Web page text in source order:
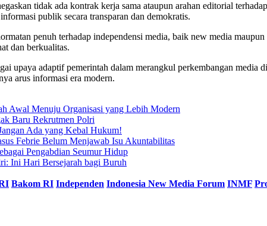
tidak ada kontrak kerja sama ataupun arahan editorial
publik secara transparan dan demokratis.
penuh terhadap independensi media, baik new media
dan berkualitas.
upaya adaptif pemerintah dalam merangkul perkembangan
arus informasi era modern.
Awal Menuju Organisasi yang Lebih Modern
Baru Rekrutmen Polri
Ada yang Kebal Hukum!
Febrie Belum Menjawab Isu Akuntabilitas
Pengabdian Seumur Hidup
Ini Hari Bersejarah bagi Buruh
Bakom RI Independen Indonesia New Media Forum INMF